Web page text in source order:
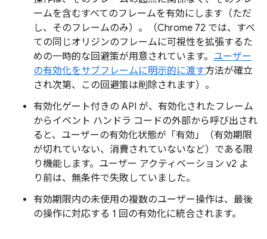
ームを含むすべてのフレームを有効にします（ただ
し、そのフレームのみ）。（Chrome 72 では、すべ
ての同じオリジンのフレームに可視性を拡張するた
めの一時的な回避策が用意されています。 ユーザー
の有効化をサブフレームに明示的に渡す方法が確立
され次第、この回避策は削除されます）。
有効化ゲート付きの API が、有効化されたフレーム
からイベント ハンドラ コードの外部から呼び出され
ると、ユーザーの有効化状態が「有効」（有効期限
が切れていない、消費されていないなど）である限
り機能します。ユーザー アクティベーション v2 よ
り前は、無条件で失敗していました。
有効期限内の未使用の複数のユーザー操作は、最後
の操作に対応する 1 回の有効化に統合されます。